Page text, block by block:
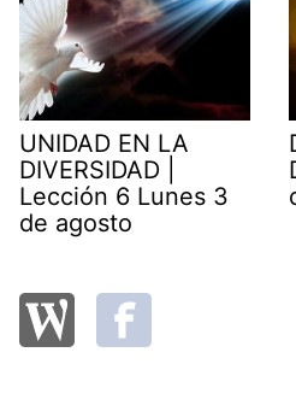
UNIDAD EN LA
DIVERSIDAD |
Lección 6 Lunes 3
de agosto